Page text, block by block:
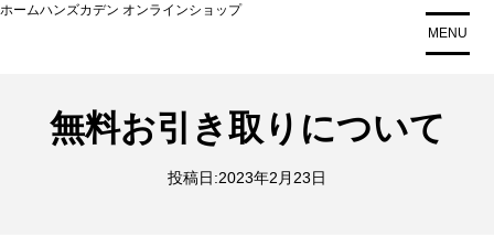
コ
ホームハンズカデン オンラインショップ
MENU
無料お引き取りについて
投稿日:2023年2月23日